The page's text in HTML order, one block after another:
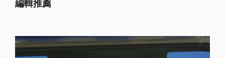
編輯推薦